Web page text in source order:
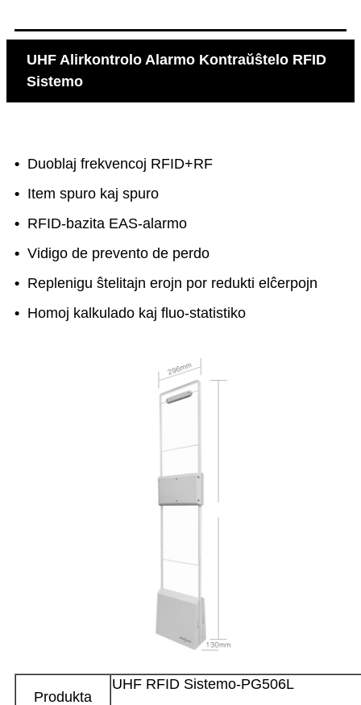
UHF Alirkontrolo Alarmo Kontraŭŝtelo RFID
Sistemo
• Duoblaj frekvencoj RFID+RF
• Item spuro kaj spuro
• RFID-bazita EAS-alarmo
• Vidigo de prevento de perdo
• Replenigu ŝtelitajn erojn por redukti elĉerpojn
• Homoj kalkulado kaj fluo-statistiko
Produkta
UHF RFID Sistemo-PG506L